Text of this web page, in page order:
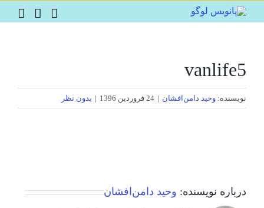
to
vanlife5
نویسنده: وحید دامن‌افشان | 24 فروردین 1396 | بدون نظر
درباره نویسنده: وحید دامن‌افشان